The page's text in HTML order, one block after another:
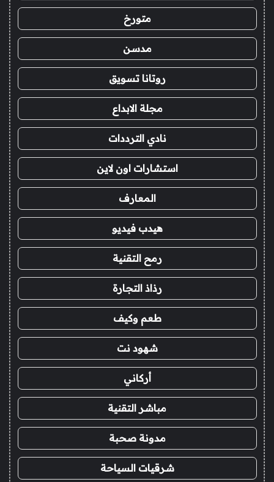
متورخ
مدسن
روتانا تسويق
مجلة الابداع
نادي الترددات
استشارات اون لاين
المعارف
هيدب فيديو
رمح التقنية
رذاذ التجارة
طعم وكيف
شهود نت
أركاني
مباشر التقنية
مدونة صحبة
شرقيات السياحة